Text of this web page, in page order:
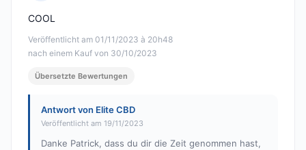
Veröffentlicht am 01/11/2023 à 20h48
nach einem Kauf von 30/10/2023
COOL
Übersetzte Bewertungen
Antwort von Elite CBD
Veröffentlicht am 19/11/2023
Danke Patrick, dass du dir die Zeit genommen hast,